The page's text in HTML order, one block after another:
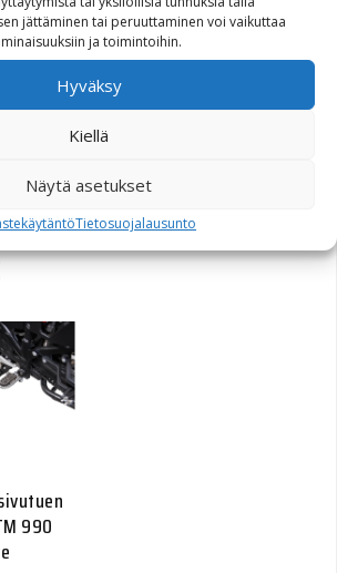
jättäminen tai peruuttaminen voi vaikuttaa
ja toimintoihin.
Hyväksy
Kiellä
Näytä asetukset
Tietosuojalausunto
DL 650
).
990